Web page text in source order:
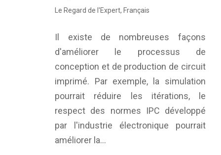
Le Regard de l'Expert, Français
Il existe de nombreuses façons
d'améliorer le processus de
conception et de production de circuit
imprimé. Par exemple, la simulation
pourrait réduire les itérations, le
respect des normes IPC développé
par l'industrie électronique pourrait
améliorer la...